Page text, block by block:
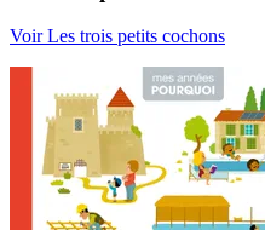
Voir Les trois petits cochons